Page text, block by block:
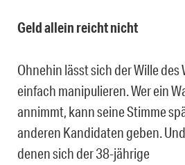
Geld allein reicht nicht
Ohnehin lässt sich der Wille des
einfach manipulieren. Wer ein
annimmt, kann seine Stimme
anderen Kandidaten geben.
denen sich der 38-jährige